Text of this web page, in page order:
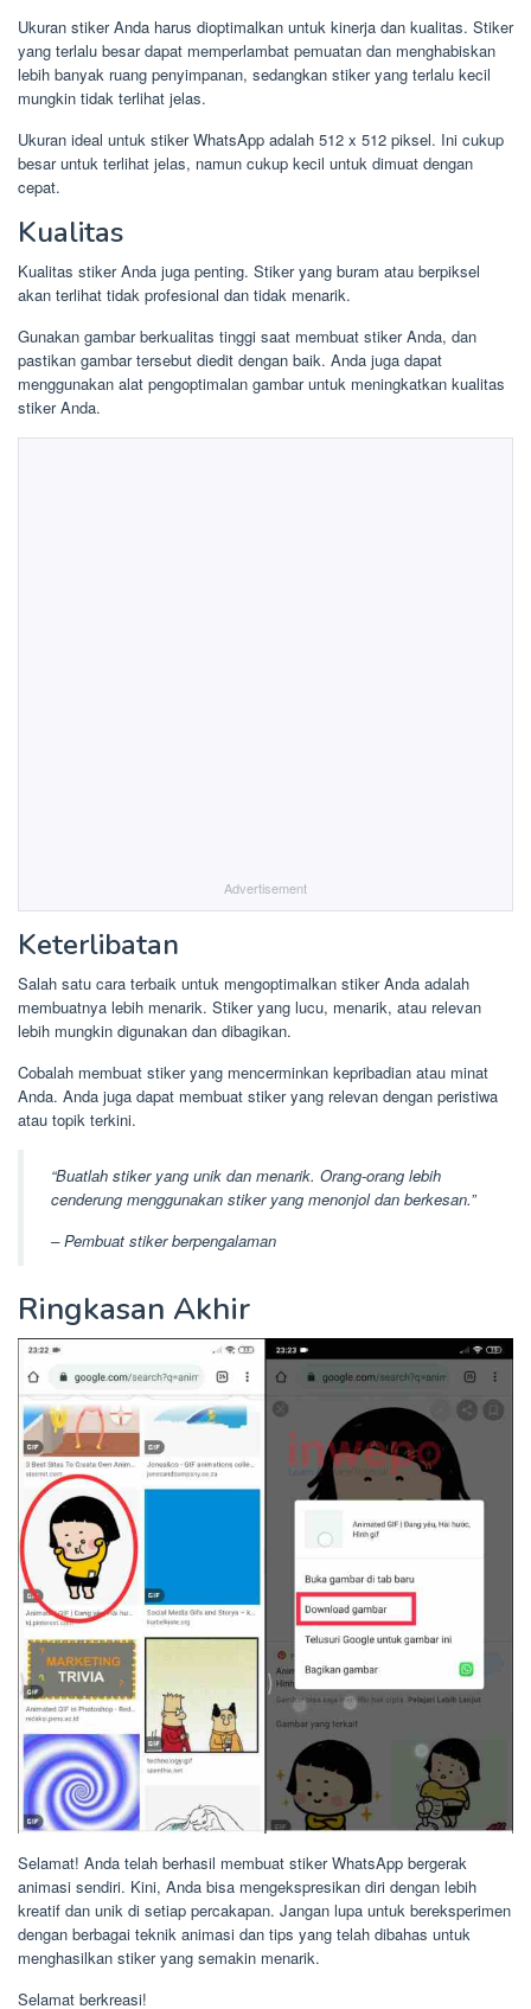
Ukuran stiker Anda harus dioptimalkan untuk kinerja dan kualitas. Stiker
yang terlalu besar dapat memperlambat pemuatan dan menghabiskan
lebih banyak ruang penyimpanan, sedangkan stiker yang terlalu kecil
mungkin tidak terlihat jelas.
Ukuran ideal untuk stiker WhatsApp adalah 512 x 512 piksel. Ini cukup
besar untuk terlihat jelas, namun cukup kecil untuk dimuat dengan
cepat.
Kualitas
Kualitas stiker Anda juga penting. Stiker yang buram atau berpiksel
akan terlihat tidak profesional dan tidak menarik.
Gunakan gambar berkualitas tinggi saat membuat stiker Anda, dan
pastikan gambar tersebut diedit dengan baik. Anda juga dapat
menggunakan alat pengoptimalan gambar untuk meningkatkan kualitas
stiker Anda.
Advertisement
Keterlibatan
Salah satu cara terbaik untuk mengoptimalkan stiker Anda adalah
membuatnya lebih menarik. Stiker yang lucu, menarik, atau relevan
lebih mungkin digunakan dan dibagikan.
Cobalah membuat stiker yang mencerminkan kepribadian atau minat
Anda. Anda juga dapat membuat stiker yang relevan dengan peristiwa
atau topik terkini.
“Buatlah stiker yang unik dan menarik. Orang-orang lebih
cenderung menggunakan stiker yang menonjol dan berkesan.”
– Pembuat stiker berpengalaman
Ringkasan Akhir
Selamat! Anda telah berhasil membuat stiker WhatsApp bergerak
animasi sendiri. Kini, Anda bisa mengekspresikan diri dengan lebih
kreatif dan unik di setiap percakapan. Jangan lupa untuk bereksperimen
dengan berbagai teknik animasi dan tips yang telah dibahas untuk
menghasilkan stiker yang semakin menarik.
Selamat berkreasi!